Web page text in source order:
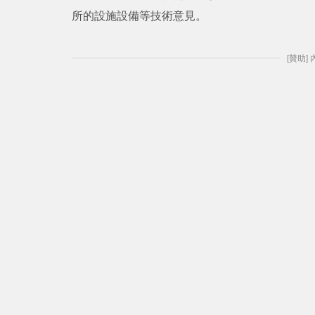
所的設施設備等技術意見。
[贊助]